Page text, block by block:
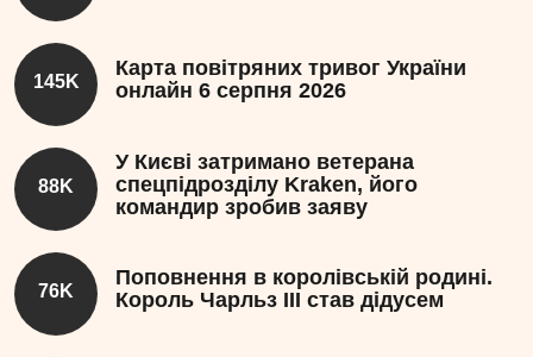
145K
Карта повітряних тривог України
онлайн 6 серпня 2026
88K
У Києві затримано ветерана
спецпідрозділу Kraken, його
командир зробив заяву
76K
Поповнення в королівській родині.
Король Чарльз III став дідусем